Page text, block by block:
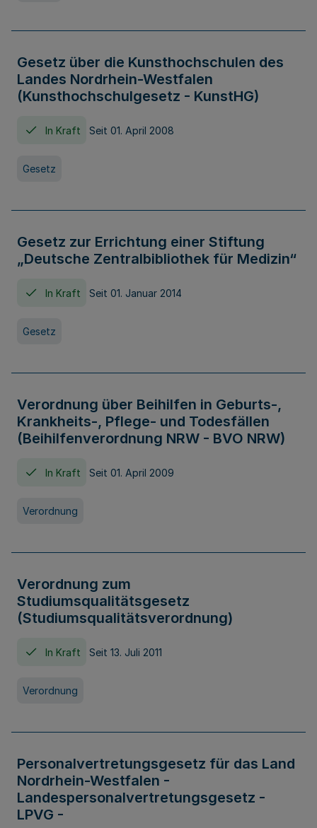
Gesetz über die Kunsthochschulen des
Landes Nordrhein-Westfalen
(Kunsthochschulgesetz - KunstHG)
In Kraft Seit 01. April 2008
Gesetz
Gesetz zur Errichtung einer Stiftung
„Deutsche Zentralbibliothek für Medizin“
In Kraft Seit 01. Januar 2014
Gesetz
Verordnung über Beihilfen in Geburts-,
Krankheits-, Pflege- und Todesfällen
(Beihilfenverordnung NRW - BVO NRW)
In Kraft Seit 01. April 2009
Verordnung
Verordnung zum
Studiumsqualitätsgesetz
(Studiumsqualitätsverordnung)
In Kraft Seit 13. Juli 2011
Verordnung
Personalvertretungsgesetz für das Land
Nordrhein-Westfalen -
Landespersonalvertretungsgesetz -
LPVG -